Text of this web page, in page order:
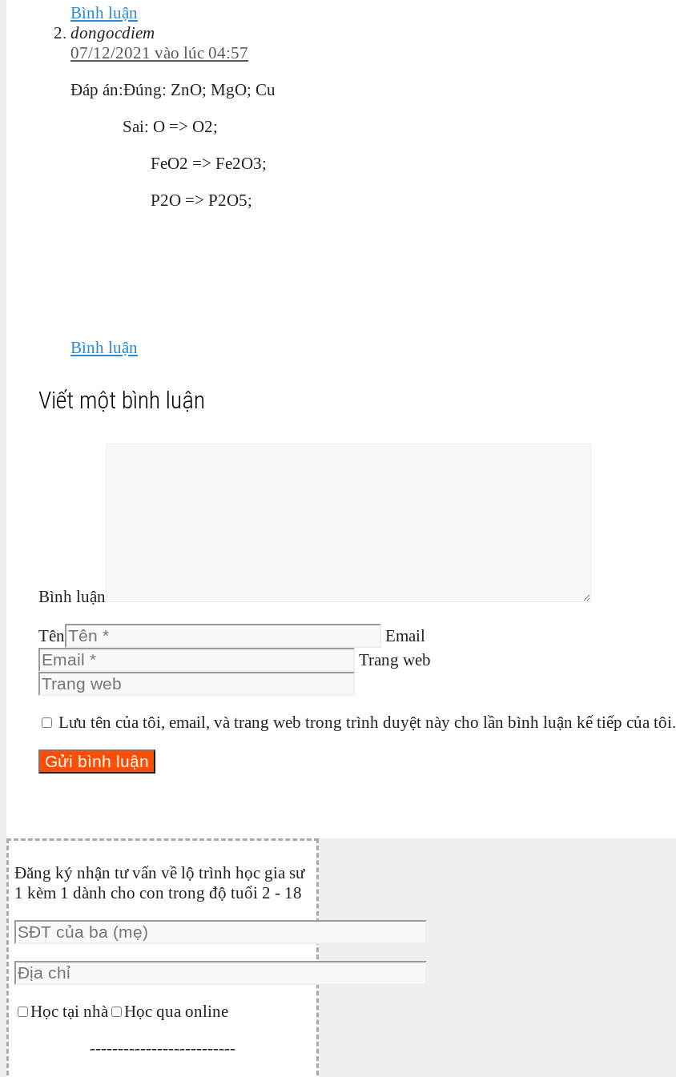
Bình luận
dongocdiem
07/12/2021 vào lúc 04:57
Đáp án:Đúng: ZnO; MgO; Cu
Sai: O => O2;
FeO2 => Fe2O3;
P2O => P2O5;
Bình luận
Viết một bình luận
Bình luận
Tên
Email
Trang web
Lưu tên của tôi, email, và trang web trong trình duyệt này cho lần bình luận kế tiếp của tôi.
Đăng ký nhận tư vấn về lộ trình học gia sư
1 kèm 1 dành cho con trong độ tuổi 2 - 18
Học tại nhà
Học qua online
--------------------------